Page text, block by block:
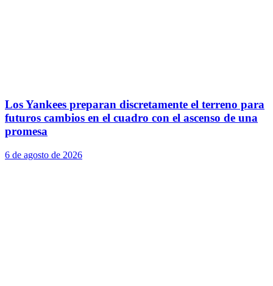
Los Yankees preparan discretamente el terreno para
futuros cambios en el cuadro con el ascenso de una
promesa
6 de agosto de 2026